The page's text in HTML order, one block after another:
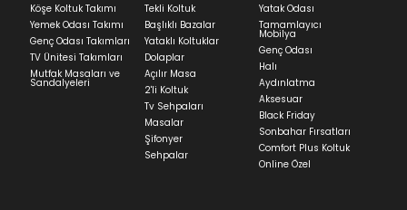
Yatak siparişlerinizin teslim süresi yaşadığınız şehre
ve ürünün stok durumuna göre ortalama 5-24 iş
günüdür.
Panel ve Döşeme grubu ürün siparişlerinizin teslim
süresi yaşadığınız şehre ve ürünün stok durumuna
göre ortalama 30-45 iş günüdür.
Siparişlerim bölümünden sürecinizi takip edebilirsiniz.
Sıkça Sorulan Sorularbölümünü ziyaret
Köşe Koltuk Takımı
Yemek Odası Takımı
Genç Odası Takımları
TV Ünitesi Takımları
Mutfak Masaları ve
Sandalyeleri
Tekli Koltuk
Başlıklı Bazalar
Yataklı Koltuklar
Dolaplar
Açılır Masa
2'li Koltuk
Tv Sehpaları
Masalar
Şifonyer
Sehpalar
Yatak Odası
Tamamlayıcı
Mobilya
Genç Odası
Halı
Aydınlatma
Aksesuar
Black Friday
Sonbahar Fırsatları
Comfort Plus Koltuk
Online Özel